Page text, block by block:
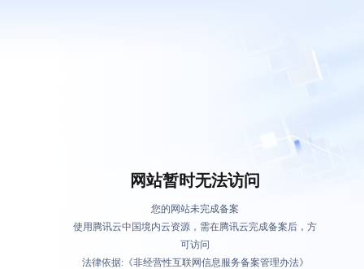
网站暂时无法访问
您的网站未完成备案
使用腾讯云中国境内云资源，需在腾讯云完成备案后，方
可访问
法律依据:《非经营性互联网信息服务备案管理办法》